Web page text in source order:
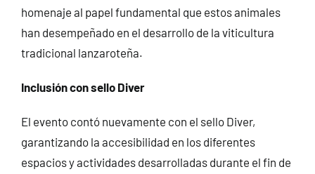
homenaje al papel fundamental que estos animales
han desempeñado en el desarrollo de la viticultura
tradicional lanzaroteña.
Inclusión con sello Diver
El evento contó nuevamente con el sello Diver,
garantizando la accesibilidad en los diferentes
espacios y actividades desarrolladas durante el fin de